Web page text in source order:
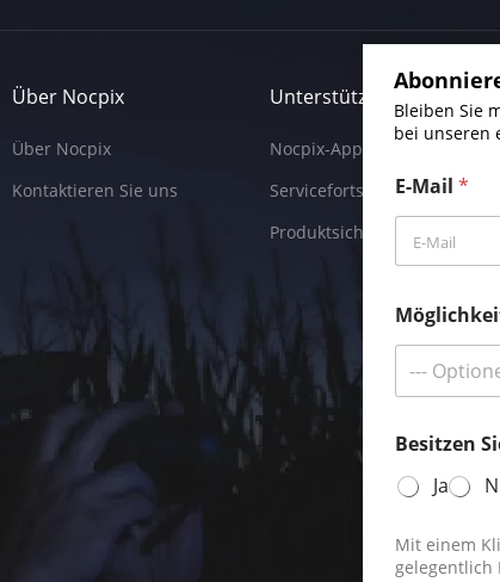
Über Nocpix
Über Nocpix
Kontaktieren Sie uns
Unterstützung
Nocpix-App
Servicefortschritt
Produktsicherheitszentrum
Bleiben Sie
bei unseren
E-Mail*
---
Besitzen
Ja
Mit einem
gelegentlich